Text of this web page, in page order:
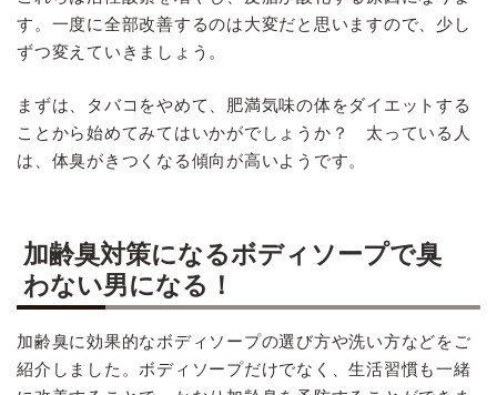
す。一度に全部改善するのは大変だと思いますので、少し
ずつ変えていきましょう。
まずは、タバコをやめて、肥満気味の体をダイエットする
ことから始めてみてはいかがでしょうか？ 太っている人
は、体臭がきつくなる傾向が高いようです。
加齢臭対策になるボディソープで臭
わない男になる！
加齢臭に効果的なボディソープの選び方や洗い方などをご
紹介しました。ボディソープだけでなく、生活習慣も一緒